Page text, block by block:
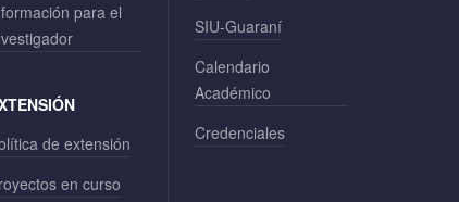
para el
de extensión
en curso
SIU-Guaraní
Calendario
Académico
Credenciales